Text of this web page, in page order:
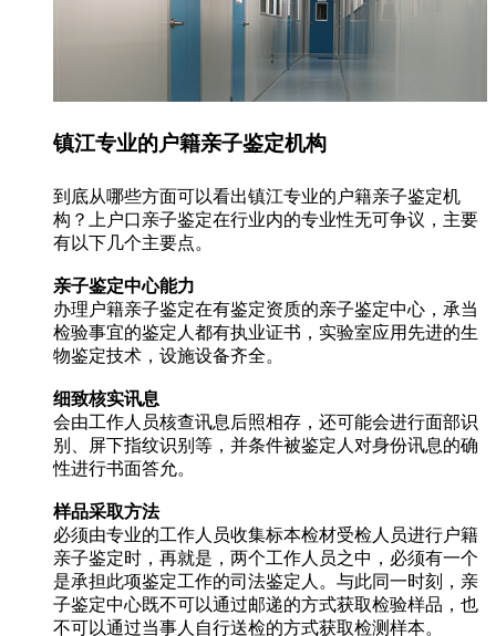
镇江专业的户籍亲子鉴定机构
到底从哪些方面可以看出镇江专业的户籍亲子鉴定机
构？上户口亲子鉴定在行业内的专业性无可争议，主要
有以下几个主要点。
亲子鉴定中心能力
办理户籍亲子鉴定在有鉴定资质的亲子鉴定中心，承当
检验事宜的鉴定人都有执业证书，实验室应用先进的生
物鉴定技术，设施设备齐全。
细致核实讯息
会由工作人员核查讯息后照相存，还可能会进行面部识
别、屏下指纹识别等，并条件被鉴定人对身份讯息的确
性进行书面答允。
样品采取方法
必须由专业的工作人员收集标本检材受检人员进行户籍
亲子鉴定时，再就是，两个工作人员之中，必须有一个
是承担此项鉴定工作的司法鉴定人。与此同一时刻，亲
子鉴定中心既不可以通过邮递的方式获取检验样品，也
不可以通过当事人自行送检的方式获取检测样本。